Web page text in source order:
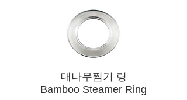
​대나무찜기 링
Bamboo Steamer Ring